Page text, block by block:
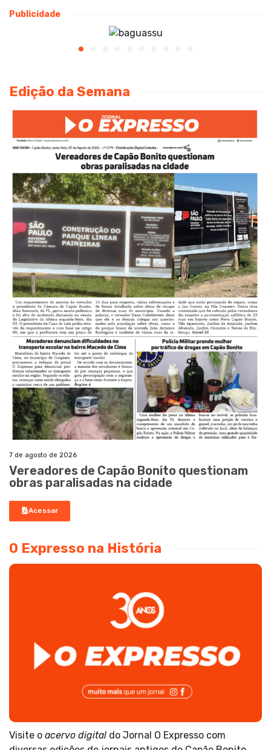
Publicidade
Edição da Semana
7 de agosto de 2026
Vereadores de Capão Bonito questionam
obras paralisadas na cidade
Acessar
O Expresso na História
Visite o acervo digital do Jornal O Expresso com